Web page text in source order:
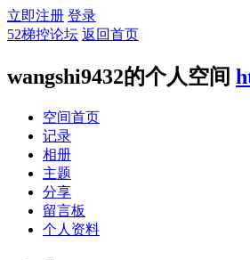
立即注册 登录
52梯控论坛 返回首页
wangshi9432的个人空间
空间首页
记录
相册
主题
分享
留言板
个人资料